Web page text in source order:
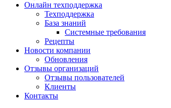
Онлайн техподдержка
Техподдержка
База знаний
Системные требования
Рецепты
Новости компании
Обновления
Отзывы организаций
Отзывы пользователей
Клиенты
Контакты